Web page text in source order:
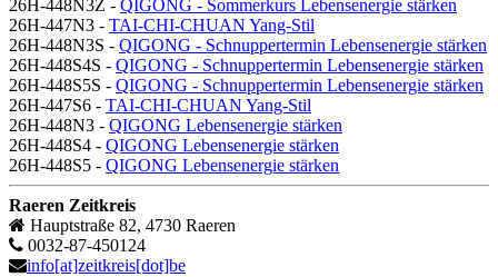
26H-448N3Z - QIGONG - Sommerkurs Lebensenergie stärken
26H-447N3 - TAI-CHI-CHUAN Yang-Stil
26H-448N3S - QIGONG - Schnuppertermin Lebensenergie stärken
26H-448S4S - QIGONG - Schnuppertermin Lebensenergie stärken
26H-448S5S - QIGONG - Schnuppertermin Lebensenergie stärken
26H-447S6 - TAI-CHI-CHUAN Yang-Stil
26H-448N3 - QIGONG Lebensenergie stärken
26H-448S4 - QIGONG Lebensenergie stärken
26H-448S5 - QIGONG Lebensenergie stärken
Raeren Zeitkreis
Hauptstraße 82, 4730 Raeren
0032-87-450124
info[at]zeitkreis[dot]be